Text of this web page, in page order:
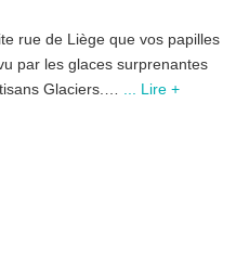
rue de Liège que vos papilles
par les glaces surprenantes
Glaciers.…
... Lire +